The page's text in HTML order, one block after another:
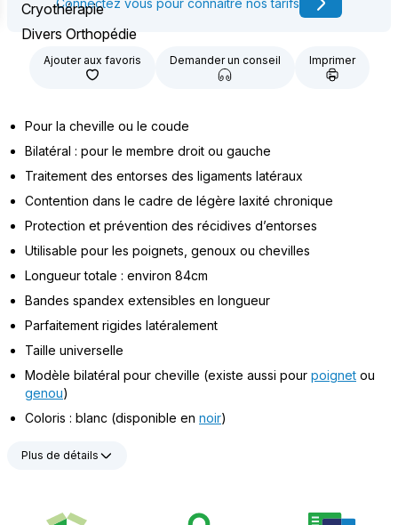
Cryothérapie
Divers Orthopédie
Connectez vous pour connaître nos tarifs
Ajouter aux favoris Demander un conseil Imprimer
Pour la cheville ou le coude
Bilatéral : pour le membre droit ou gauche
Traitement des entorses des ligaments latéraux
Contention dans le cadre de légère laxité chronique
Protection et prévention des récidives d’entorses
Utilisable pour les poignets, genoux ou chevilles
Longueur totale : environ 84cm
Bandes spandex extensibles en longueur
Parfaitement rigides latéralement
Taille universelle
Modèle bilatéral pour cheville (existe aussi pour poignet ou
genou)
Coloris : blanc (disponible en noir)
Plus de détails